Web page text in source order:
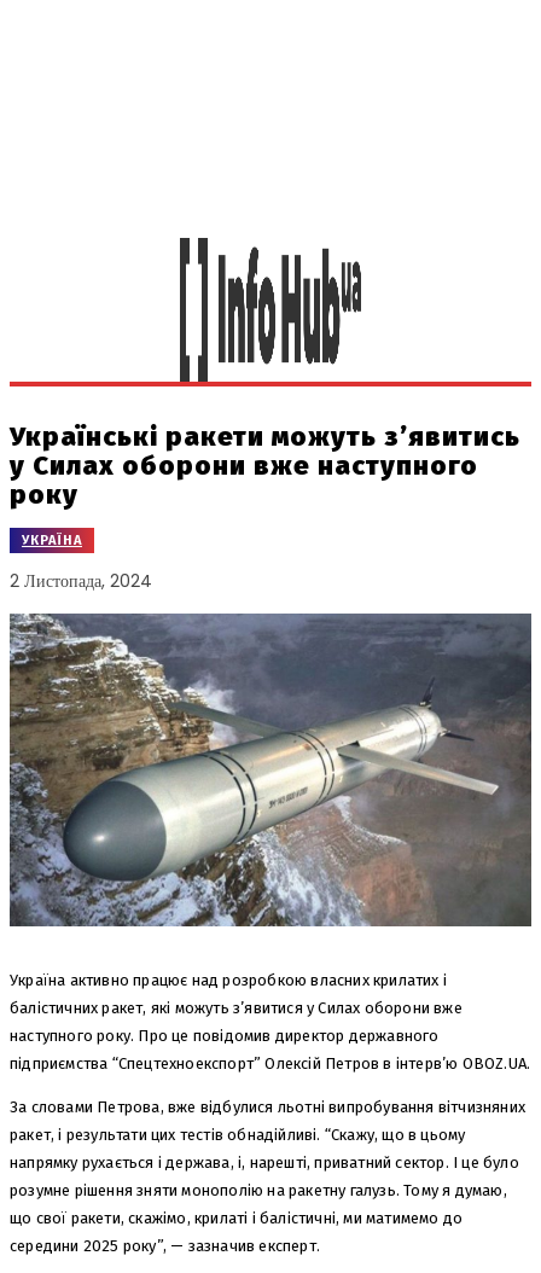
Українські ракети можуть з’явитись
у Силах оборони вже наступного
року
УКРАЇНА
2 Листопада, 2024
Україна активно працює над розробкою власних крилатих і
балістичних ракет, які можуть з’явитися у Силах оборони вже
наступного року. Про це повідомив директор державного
підприємства “Спецтехноекспорт” Олексій Петров в інтерв’ю OBOZ.UA.
За словами Петрова, вже відбулися льотні випробування вітчизняних
ракет, і результати цих тестів обнадійливі. “Скажу, що в цьому
напрямку рухається і держава, і, нарешті, приватний сектор. І це було
розумне рішення зняти монополію на ракетну галузь. Тому я думаю,
що свої ракети, скажімо, крилаті і балістичні, ми матимемо до
середини 2025 року”, — зазначив експерт.